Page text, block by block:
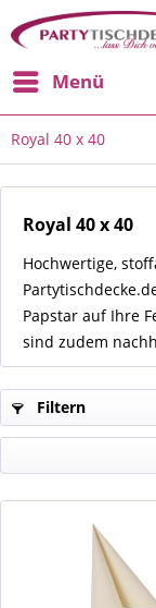
Menü
Royal 40 x 40
Royal 40 x 40
Hochwertige,
Papstar auf Ihre
sind zudem
Filtern